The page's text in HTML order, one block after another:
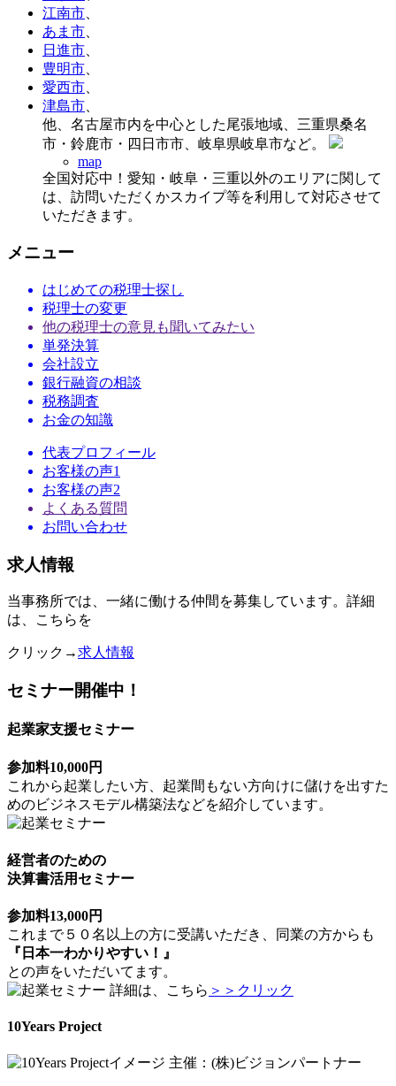
江南市
あま市
日進市
豊明市
愛西市
津島市
他、名古屋市内を中心とした尾張地域、三重県桑名
市・鈴鹿市・四日市市、岐阜県岐阜市など。
map
全国対応中！愛知・岐阜・三重以外のエリアに関して
は、訪問いただくかスカイプ等を利用して対応させて
いただきます。
メニュー
はじめての税理士探し
税理士の変更
他の税理士の意見も聞いてみたい
単発決算
会社設立
銀行融資の相談
税務調査
お金の知識
代表プロフィール
お客様の声1
お客様の声2
よくある質問
お問い合わせ
求人情報
当事務所では、一緒に働ける仲間を募集しています。詳細
は、こちらを
クリック→求人情報
セミナー開催中！
起業家支援セミナー
参加料10,000円
これから起業したい方、起業間もない方向けに儲けを出すた
めのビジネスモデル構築法などを紹介しています。
経営者のための
決算書活用セミナー
参加料13,000円
これまで５０名以上の方に受講いただき、同業の方からも
『日本一わかりやすい！』
との声をいただいてます。
詳細は、こちら ＞＞クリック
10Years Project
主催：(株)ビジョンパートナー